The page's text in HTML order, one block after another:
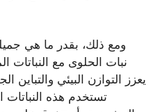
ومع ذلك، بقدر ما هي
نبات الحلوى مع النباتات
يعزز التوازن البيئي
تستخدم هذه النباتات